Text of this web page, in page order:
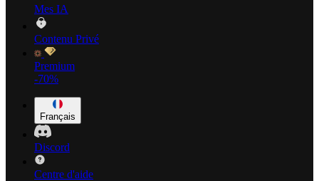
Mes IA
Contenu Privé
Premium
-70%
Français
Discord
Centre d'aide